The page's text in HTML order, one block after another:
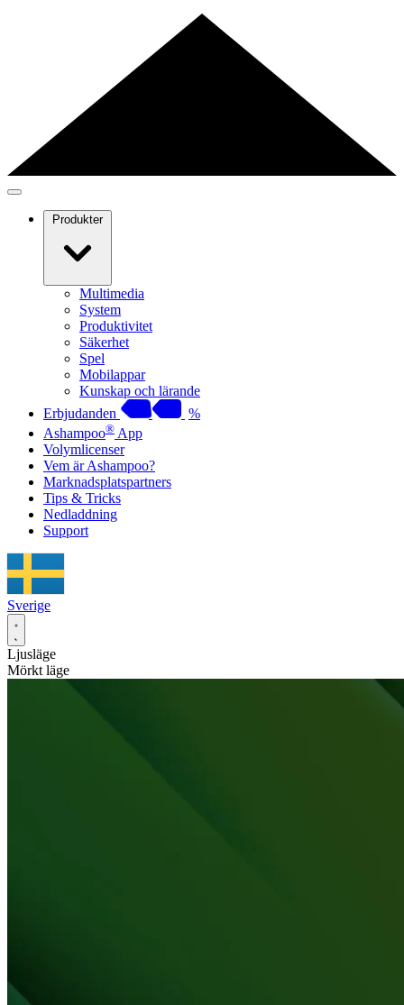
Produkter
Multimedia
System
Produktivitet
Säkerhet
Spel
Mobilappar
Kunskap och lärande
Erbjudanden
%
Ashampoo® App
Volymlicenser
Vem är Ashampoo?
Marknadsplatspartners
Tips & Tricks
Nedladdning
Support
Sverige
Ljusläge
Mörkt läge